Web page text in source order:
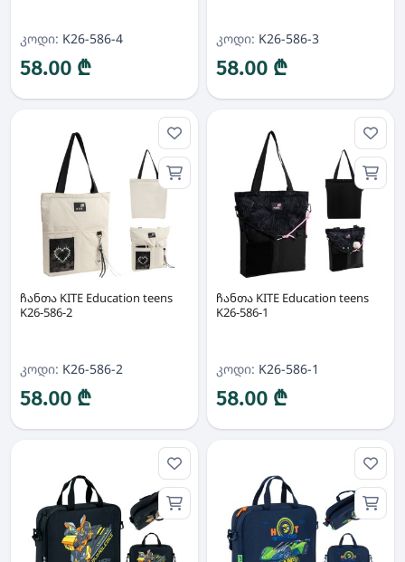
კოდი: K26-586-4
58.00 ₾
კოდი: K26-586-3
58.00 ₾
ჩანთა KITE Education teens
K26-586-2
კოდი: K26-586-2
58.00 ₾
ჩანთა KITE Education teens
K26-586-1
კოდი: K26-586-1
58.00 ₾